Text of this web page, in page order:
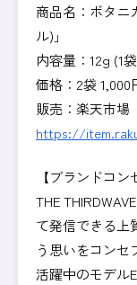
商品名：ボタニ
ル)」
内容量：12g (1
価格：2袋 1,000
販売：楽天市場
https://
【ブランドコン
THE
て発信できる上
う思いをコンセ
活躍中のモデル